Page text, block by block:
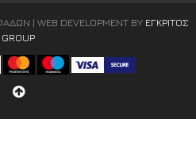
| WEB DEVELOPMENT BY ΕΓΚΡΙΤΟΣ
GROUP